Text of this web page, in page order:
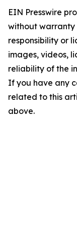
EIN Presswire
without warranty
responsibility or
images, videos,
reliability of the
If you have any
related to this
above.